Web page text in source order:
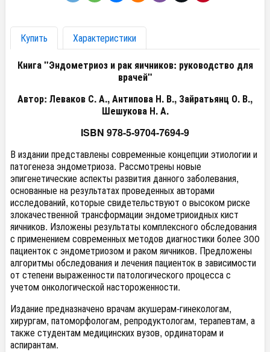
Купить
Характеристики
Книга "Эндометриоз и рак яичников: руководство для
врачей"
Автор: Леваков С. А., Антипова Н. В., Зайратьянц О. В.,
Шешукова Н. А.
ISBN 978-5-9704-7694-9
В издании представлены современные концепции этиологии и
патогенеза эндометриоза. Рассмотрены новые
эпигенетические аспекты развития данного заболевания,
основанные на результатах проведенных авторами
исследований, которые свидетельствуют о высоком риске
злокачественной трансформации эндометриоидных кист
яичников. Изложены результаты комплексного обследования
с применением современных методов диагностики более 300
пациенток с эндометриозом и раком яичников. Предложены
алгоритмы обследования и лечения пациенток в зависимости
от степени выраженности патологического процесса с
учетом онкологической настороженности.
Издание предназначено врачам акушерам-гинекологам,
хирургам, патоморфологам, репродуктологам, терапевтам, а
также студентам медицинских вузов, ординаторам и
аспирантам.